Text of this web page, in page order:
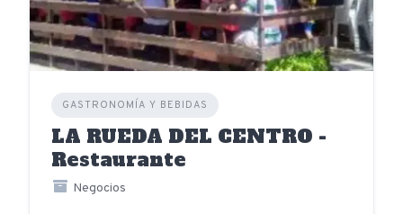
GASTRONOMÍA Y BEBIDAS
LA RUEDA DEL CENTRO -
Restaurante
Negocios